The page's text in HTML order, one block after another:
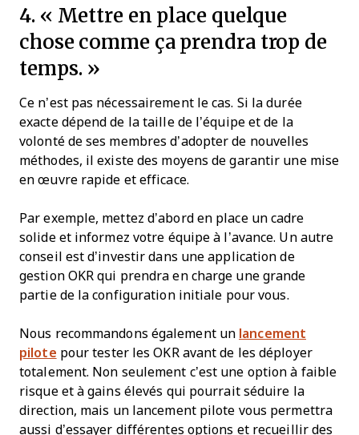
4. « Mettre en place quelque
chose comme ça prendra trop de
temps. »
Ce n’est pas nécessairement le cas. Si la durée
exacte dépend de la taille de l’équipe et de la
volonté de ses membres d’adopter de nouvelles
méthodes, il existe des moyens de garantir une mise
en œuvre rapide et efficace.
Par exemple, mettez d’abord en place un cadre
solide et informez votre équipe à l’avance. Un autre
conseil est d’investir dans une application de
gestion OKR qui prendra en charge une grande
partie de la configuration initiale pour vous.
Nous recommandons également un lancement
pilote pour tester les OKR avant de les déployer
totalement. Non seulement c’est une option à faible
risque et à gains élevés qui pourrait séduire la
direction, mais un lancement pilote vous permettra
aussi d’essayer différentes options et recueillir des